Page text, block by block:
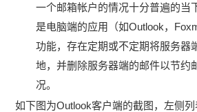
一个邮箱帐户的情况十分普遍的当
是电脑端的应用（如Outlook，
功能，存在定期或不定期将服务器
地，并删除服务器端的邮件以节约
况。
如下图为Outlook客户端的截图，左侧